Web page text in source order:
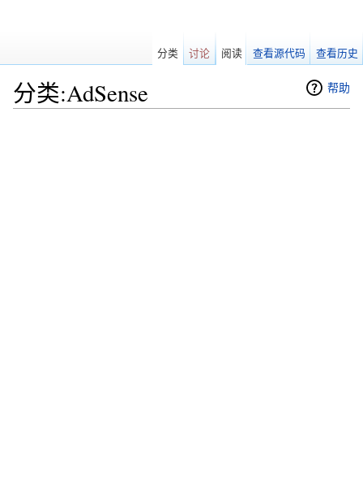
帮助
分类:AdSense
分类 讨论 阅读 查看源代码 查看历史